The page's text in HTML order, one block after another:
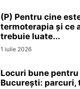
(P) Pentru cine
termoterapia și ce
trebuie luate...
1 iulie 2026
Locuri bune
București: parcuri,